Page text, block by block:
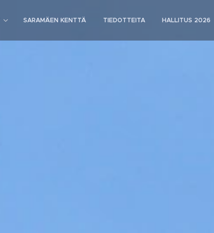
SARAMÄEN KENTTÄ TIEDOTTEITA HALLITUS 2026